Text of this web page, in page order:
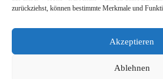
zurückziehst, können bestimmte Merkmale und
Akzeptieren
Ablehnen